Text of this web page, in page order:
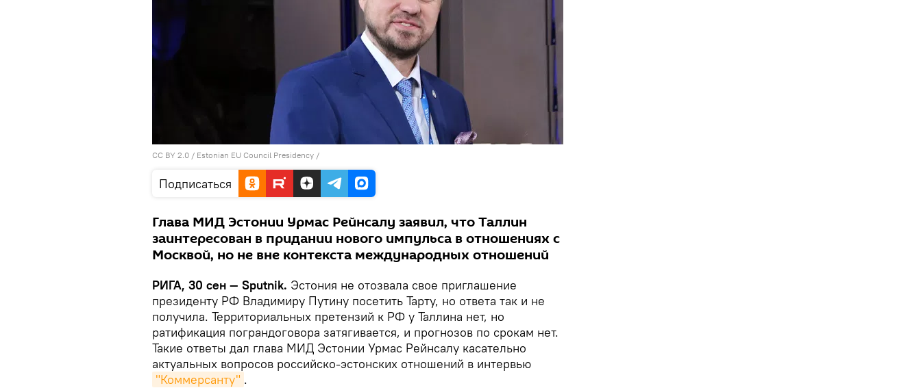
CC BY 2.0 / Estonian EU Council Presidency /
Подписаться
Глава МИД Эстонии Урмас Рейнсалу заявил, что Таллин
заинтересован в придании нового импульса в отношениях с
Москвой, но не вне контекста международных отношений
РИГА, 30 сен — Sputnik. Эстония не отозвала свое приглашение
президенту РФ Владимиру Путину посетить Тарту, но ответа так и не
получила. Территориальных претензий к РФ у Таллина нет, но
ратификация пограндоговора затягивается, и прогнозов по срокам нет.
Такие ответы дал глава МИД Эстонии Урмас Рейнсалу касательно
актуальных вопросов российско-эстонских отношений в интервью
"Коммерсанту" .